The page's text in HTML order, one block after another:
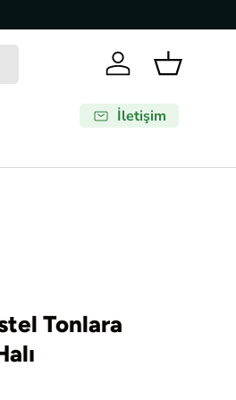
Giriş YapSepet
İletişim
Tonlara